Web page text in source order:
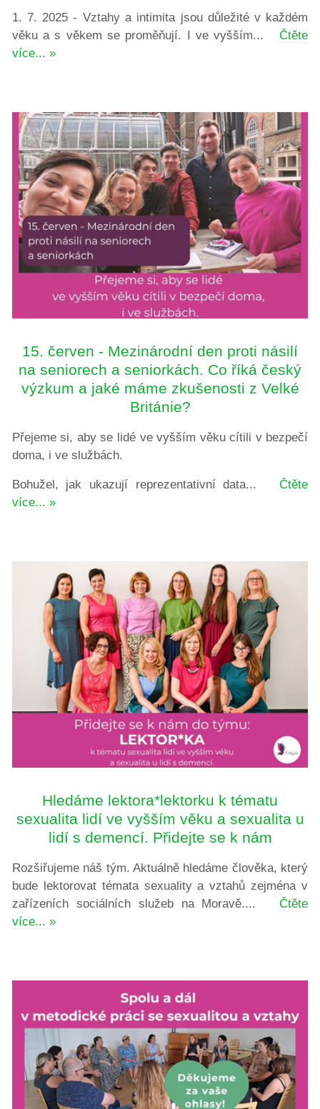
1. 7. 2025 - Vztahy a intimita jsou důležité v každém
věku a s věkem se proměňují. I ve vyšším...Čtěte
více... »
15. červen - Mezinárodní den proti násilí
na seniorech a seniorkách. Co říká český
výzkum a jaké máme zkušenosti z Velké
Británie?
Přejeme si, aby se lidé ve vyšším věku cítili v bezpečí
doma, i ve službách.
Bohužel, jak ukazují reprezentativní data...Čtěte
více... »
Hledáme lektora*lektorku k tématu
sexualita lidí ve vyšším věku a sexualita u
lidí s demencí. Přidejte se k nám
Rozšiřujeme náš tým. Aktuálně hledáme člověka, který
bude lektorovat témata sexuality a vztahů zejména v
zařízeních sociálních služeb na Moravě....Čtěte
více... »